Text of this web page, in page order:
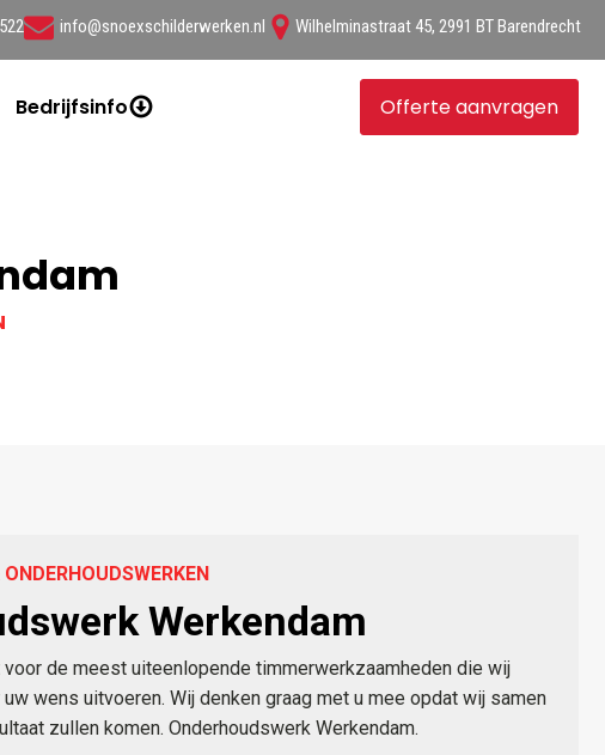
info@snoexschilderwerken.nl Wilhelminastraat 45, 2991 BT Barendrecht
Bedrijfsinfo Offerte aanvragen
Werkendam
voor de meest uiteenlopende timmerwerkzaamheden die wij
wens uitvoeren. Wij denken graag met u mee opdat wij samen
zullen komen. Onderhoudswerk Werkendam.